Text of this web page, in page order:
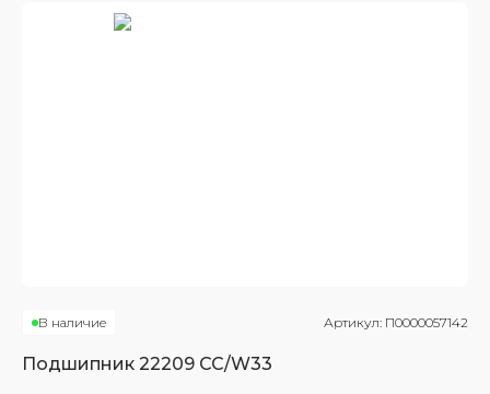
В наличие Артикул: П0000057142
Подшипник 22209 CC/W33